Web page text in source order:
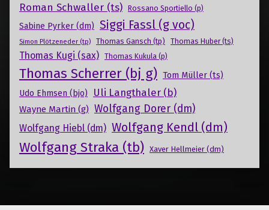
Roman Schwaller (ts) Rossano Sportiello (p)
Sabine Pyrker (dm) Siggi Fassl (g voc)
Simon Plötzeneder (tp) Thomas Gansch (tp) Thomas Huber (ts)
Thomas Kugi (sax) Thomas Kukula (p)
Thomas Scherrer (bj g) Tom Müller (ts)
Udo Ehmsen (bjo)
Uli Langthaler (b)
Wayne Martin (g) Wolfgang Dorer (dm)
Wolfgang Hiebl (dm) Wolfgang Kendl (dm)
Wolfgang Straka (tb) Xaver Hellmeier (dm)